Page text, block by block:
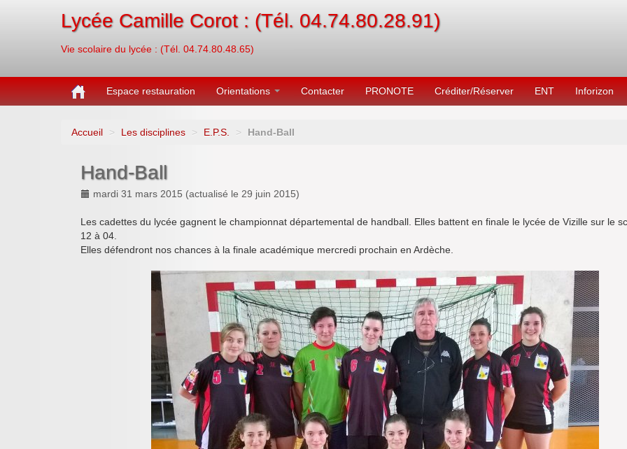
Lycée Camille Corot : (Tél. 04.74.80.28.91)
Vie scolaire du lycée : (Tél. 04.74.80.48.65)
Espace restauration Orientations Contacter PRONOTE Créditer/Réserver ENT Inforizon
Accueil > Les disciplines > E.P.S. > Hand-Ball
Hand-Ball
mardi 31 mars 2015 (actualisé le 29 juin 2015)
Les cadettes du lycée gagnent le championnat départemental de handball. Elles battent en finale le lycée de Vizille sur le
12 à 04.
Elles défendront nos chances à la finale académique mercredi prochain en Ardèche.